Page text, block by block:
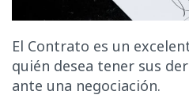
El Contrato es un
quién desea tener sus
ante una negociación.